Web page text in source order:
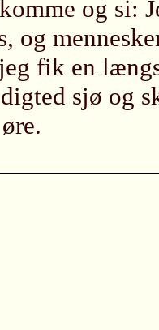
og si:
og
fik en
sjø og